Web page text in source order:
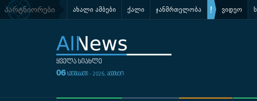
პარტნიორები ახალი ამბები ქალი ჯანმრთელობა ვიდეო
06 ხუთშაბათი - 2026, აგვისტო